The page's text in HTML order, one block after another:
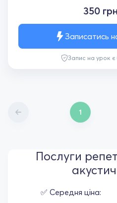
350
Запис на урок
Записатись
1
Послуги
✅ Середня ціна: